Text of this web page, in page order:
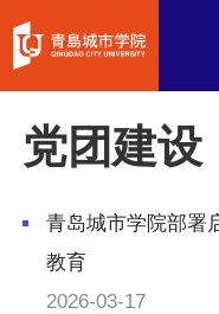
党团建设
青岛城市学院部署
教育
2026-03-17